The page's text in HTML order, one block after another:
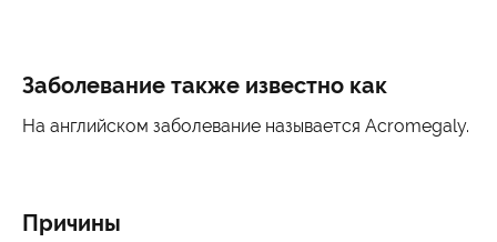
Заболевание также известно как
На английском заболевание называется Acromegaly.
Причины